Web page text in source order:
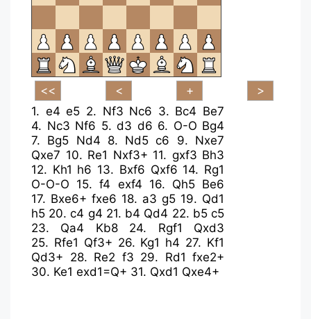
1. e4 e5 2. Nf3 Nc6 3. Bc4 Be7
4. Nc3 Nf6 5. d3 d6 6. O-O Bg4
7. Bg5 Nd4 8. Nd5 c6 9. Nxe7
Qxe7 10. Re1 Nxf3+ 11. gxf3 Bh3
12. Kh1 h6 13. Bxf6 Qxf6 14. Rg1
O-O-O 15.f4 exf4 16. Qh5 Be6
17. Bxe6+ fxe6 18. a3 g5 19. Qd1
h5 20.c4 g4 21. b4 Qd4 22. b5 c5
23. Qa4 Kb8 24. Rgf1
Qxd3
25. Rfe1 Qf3+ 26. Kg1 h4 27. Kf1
Qd3+ 28. Re2 f3 29. Rd1 fxe2+
30. Ke1 exd1=Q+ 31. Qxd1 Qxe4+